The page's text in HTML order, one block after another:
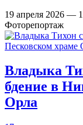
19 апреля 2026 —
Фоторепортаж
Владыка
бдение в
Орла